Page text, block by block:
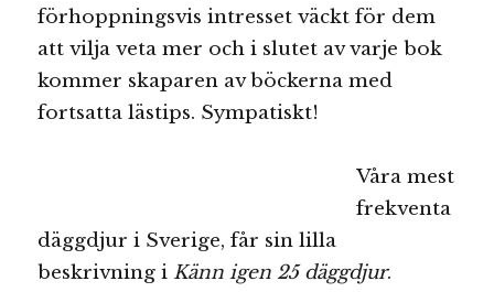
förhoppningsvis intresset väckt för dem
att vilja veta mer och i slutet av varje bok
kommer skaparen av böckerna med
fortsatta lästips. Sympatiskt!
Våra mest
frekventa
däggdjur i Sverige, får sin lilla
beskrivning i Känn igen 25 däggdjur.